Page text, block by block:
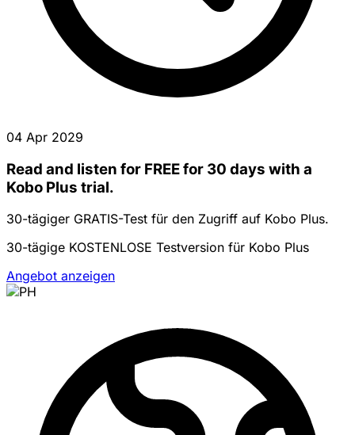
04 Apr 2029
Read and listen for FREE for 30 days with a
Kobo Plus trial.
30-tägiger GRATIS-Test für den Zugriff auf Kobo Plus.
30-tägige KOSTENLOSE Testversion für Kobo Plus
Angebot anzeigen